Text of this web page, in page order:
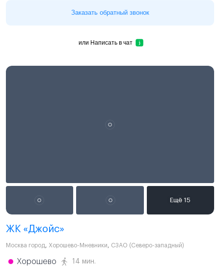
Заказать обратный звонок
или Написать в чат
ЖК «Джойс»
Москва город, Хорошево-Мневники, СЗАО (Северо-западный)
Хорошево 14 мин.